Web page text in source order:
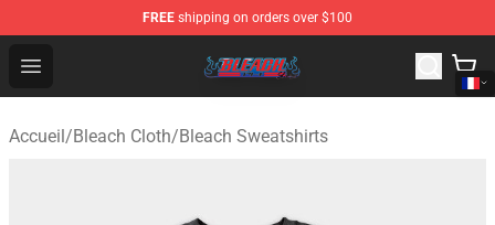
FREE shipping on orders over $100
Open menu
Bleach Store - Official Bleach Merchandise Shop
Accueil/Bleach Cloth/Bleach Sweatshirts